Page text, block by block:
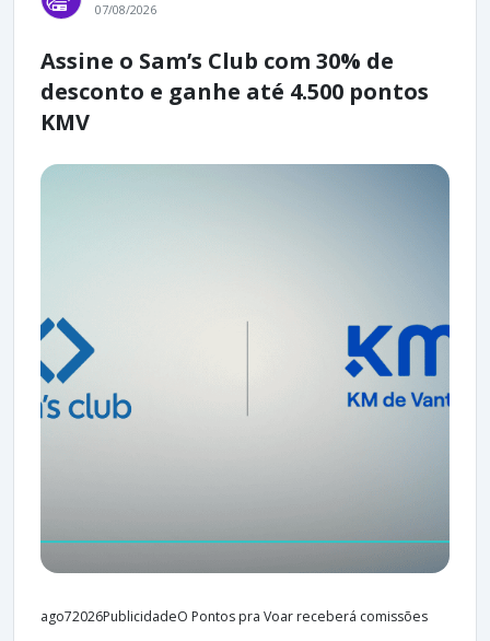
07/08/2026
Assine o Sam’s Club com 30% de
desconto e ganhe até 4.500 pontos
KMV
ago72026PublicidadeO Pontos pra Voar receberá comissões